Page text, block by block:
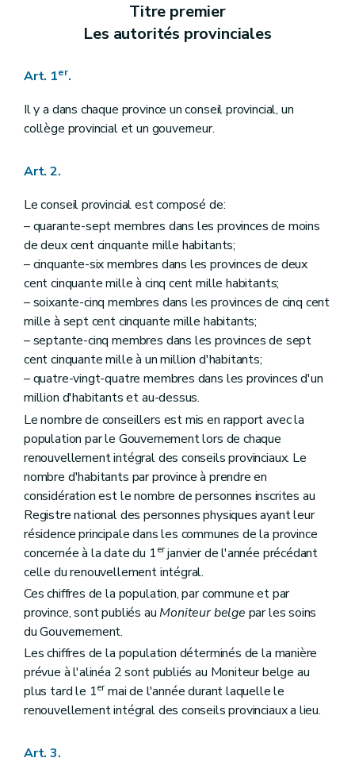
Art. 24
Art. 27
Art. 28
Art. 29
Art. 30
Chapitre III
Art. 33
Art. 34
Art. 35
Art. 36
Art. 37
Art. 38
Art. 39
Art. 40
Art. 41
Art. 42
Art. 43
Art. 44
Art. 45
Art. 46
Art. 48
Art. 49
Art. 50
Art. 51
Titre III Le collège provincial
Chapitre premier Les députés provinciaux
Art. 52
Art. 53
Art. 54
Art. 55
Art. 56
Art. 57
Art. 58
Art. 59
Art. 60
Chapitre II Dispositions générales concernant le collège provincial
Art. 61
Art. 62
Art. 63
Art. 64
Titre premier
Les autorités provinciales
Art. 1er.
Il y a dans chaque province un conseil provincial, un
collège provincial et un gouverneur.
Art. 2.
Le conseil provincial est composé de:
– quarante-sept membres dans les provinces de moins
de deux cent cinquante mille habitants;
– cinquante-six membres dans les provinces de deux
cent cinquante mille à cinq cent mille habitants;
– soixante-cinq membres dans les provinces de cinq cent
mille à sept cent cinquante mille habitants;
– septante-cinq membres dans les provinces de sept
cent cinquante mille à un million d'habitants;
– quatre-vingt-quatre membres dans les provinces d'un
million d'habitants et au-dessus.
Le nombre de conseillers est mis en rapport avec la
population par le Gouvernement lors de chaque
renouvellement intégral des conseils provinciaux. Le
nombre d'habitants par province à prendre en
considération est le nombre de personnes inscrites au
Registre national des personnes physiques ayant leur
résidence principale dans les communes de la province
concernée à la date du 1erjanvier de l'année précédant
celle du renouvellement intégral.
Ces chiffres de la population, par commune et par
province, sont publiés auMoniteur belge par les soins
du Gouvernement.
Les chiffres de la population déterminés de la manière
prévue à l'alinéa 2 sont publiés au Moniteur belge au
plus tard le 1ermai de l'année durant laquelle le
renouvellement intégral des conseils provinciaux a lieu.
Art. 3.